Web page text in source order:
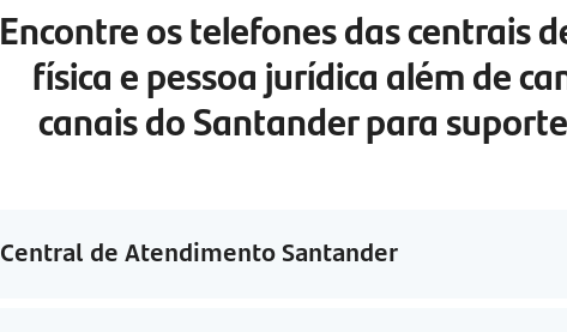
Encontre os telefones das centrais
física e pessoa jurídica além de
canais do Santander para
Central de Atendimento Santander